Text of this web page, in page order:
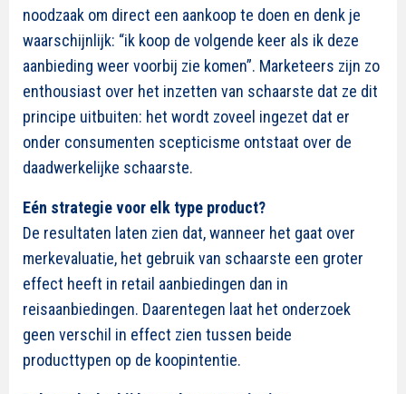
noodzaak om direct een aankoop te doen en denk je
waarschijnlijk: “ik koop de volgende keer als ik deze
aanbieding weer voorbij zie komen”. Marketeers zijn zo
enthousiast over het inzetten van schaarste dat ze dit
principe uitbuiten: het wordt zoveel ingezet dat er
onder consumenten scepticisme ontstaat over de
daadwerkelijke schaarste.
Eén strategie voor elk type product?
De resultaten laten zien dat, wanneer het gaat over
merkevaluatie, het gebruik van schaarste een groter
effect heeft in retail aanbiedingen dan in
reisaanbiedingen. Daarentegen laat het onderzoek
geen verschil in effect zien tussen beide
producttypen op de koopintentie.